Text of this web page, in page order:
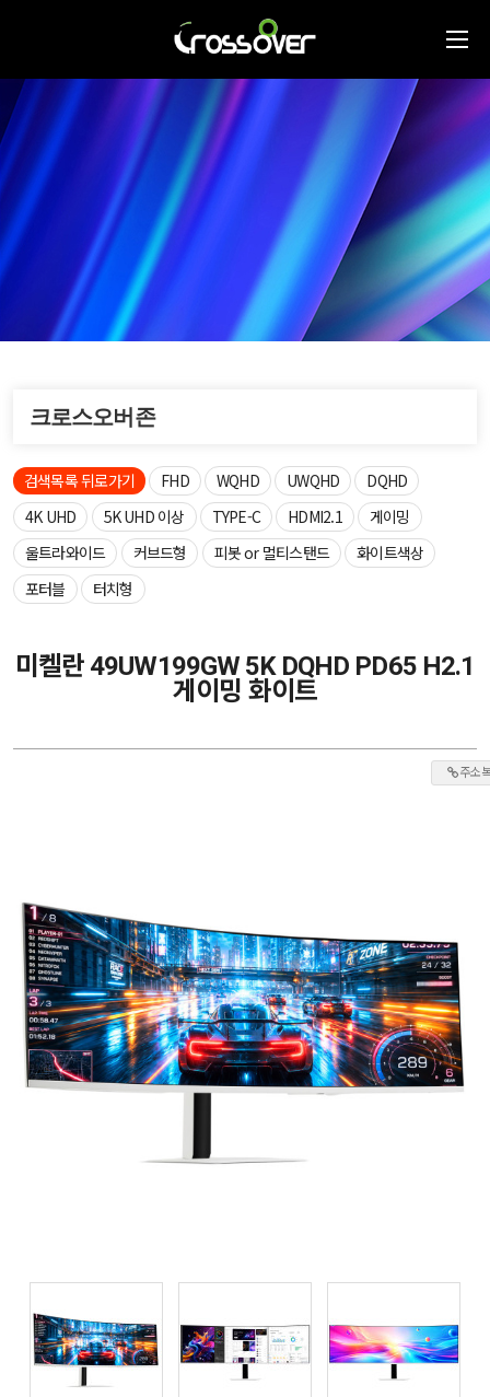
크로스오버존
검색목록 뒤로가기 FHD WQHD UWQHD
DQHD
4K UHD
5K UHD 이상 TYPE-C HDMI2.1
게이밍
울트라와이드
커브드형 피봇 or 멀티스탠드
화이트색상
포터블
터치형
미켈란 49UW199GW 5K DQHD PD65 H2.1
게이밍 화이트
주소